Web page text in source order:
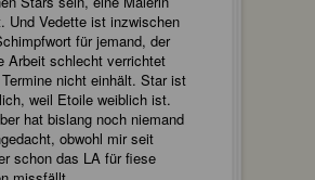
Und Vedette ist inzwischen
für jemand, der
Arbeit schlecht verrichtet
nicht einhält. Star ist
weil Etoile weiblich ist.
hat bislang noch niemand
obwohl mir seit
schon das LA für fiese